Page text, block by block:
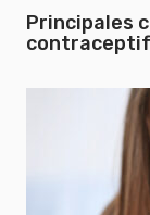
Principales